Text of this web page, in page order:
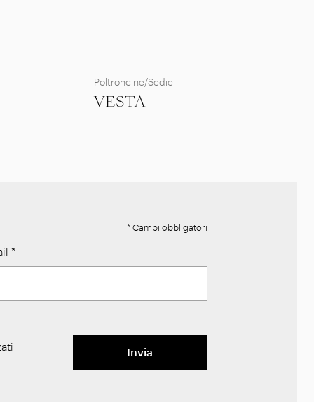
Poltroncine/Sedie
VESTA
* Campi obbligatori
*
Invia